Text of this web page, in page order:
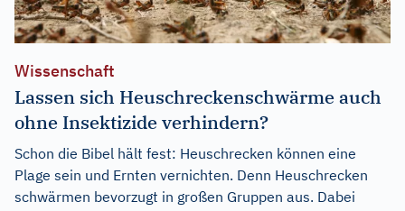
Wissenschaft
Lassen sich Heuschreckenschwärme auch
ohne Insektizide verhindern?
Schon die Bibel hält fest: Heuschrecken können eine
Plage sein und Ernten vernichten. Denn Heuschrecken
schwärmen bevorzugt in großen Gruppen aus. Dabei